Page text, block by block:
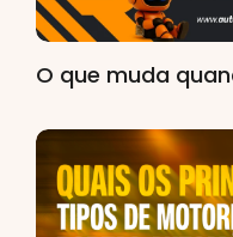
O que muda